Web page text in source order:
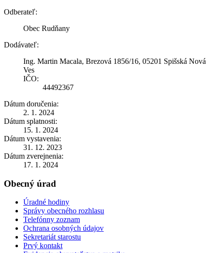
Odberateľ:
Obec Rudňany
Dodávateľ:
Ing. Martin Macala, Brezová 1856/16, 05201 Spišská Nová
Ves
IČO:
44492367
Dátum doručenia:
2. 1. 2024
Dátum splatnosti:
15. 1. 2024
Dátum vystavenia:
31. 12. 2023
Dátum zverejnenia:
17. 1. 2024
Obecný úrad
Úradné hodiny
Správy obecného rozhlasu
Telefónny zoznam
Ochrana osobných údajov
Sekretariát starostu
Prvý kontakt